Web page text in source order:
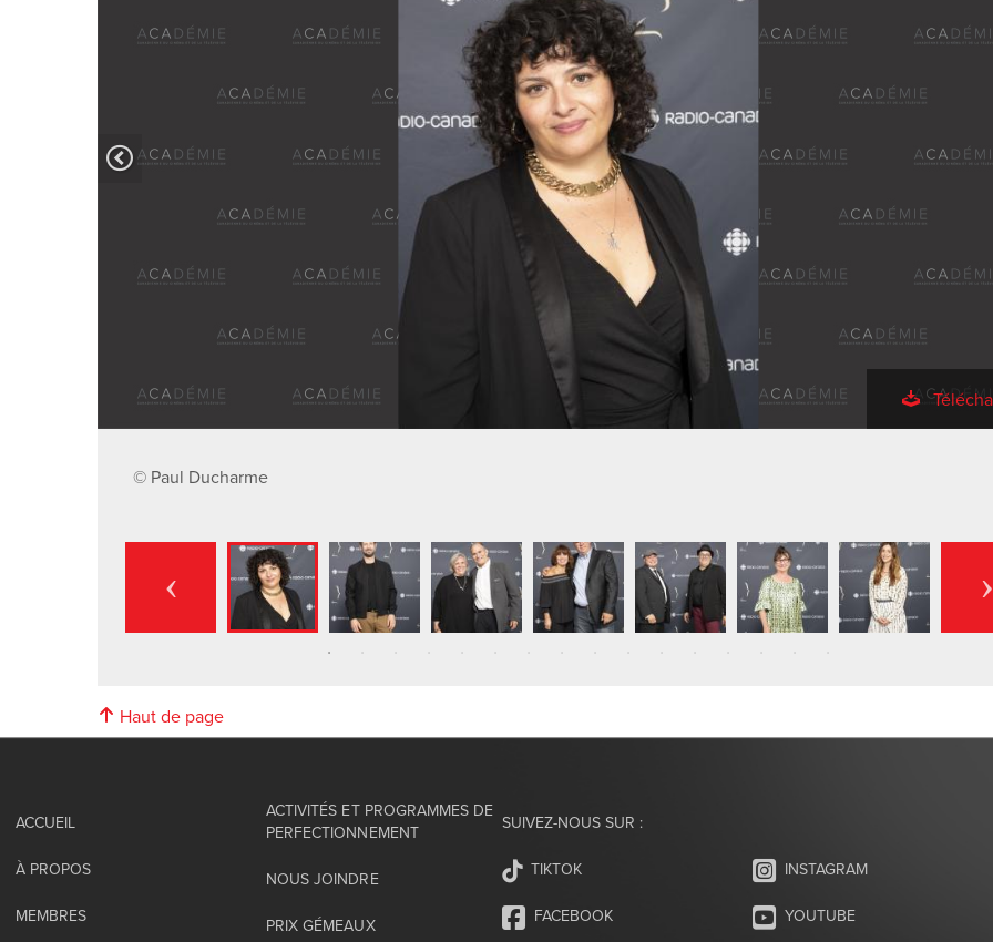
© Paul Ducharme
Haut de page
ACCUEIL
À PROPOS
MEMBRES
ACTIVITÉS ET PROGRAMMES DE
PERFECTIONNEMENT
NOUS JOINDRE
PRIX GÉMEAUX
SUIVEZ-NOUS SUR :
TIKTOK
FACEBOOK
INSTAGRAM
YOUTUBE